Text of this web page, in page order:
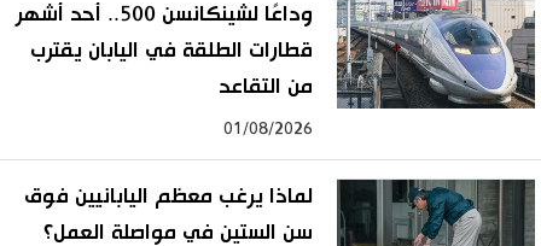
وداعًا لشينكانسن 500.. أحد أشهر
قطارات الطلقة في اليابان يقترب
من التقاعد
01/08/2026
لماذا يرغب معظم اليابانيين فوق
سن الستين في مواصلة العمل؟